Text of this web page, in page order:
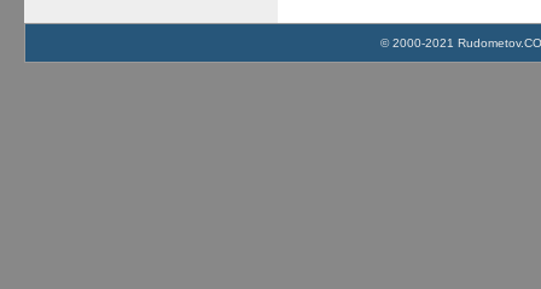
© 2000-2021